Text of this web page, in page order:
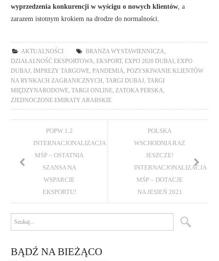
wyprzedzenia konkurencji w wyścigu o nowych klientów , a
zarazem istotnym krokiem na drodze do normalności.
AKTUALNOŚCI BRANŻA WYSTAWIENNICZA
DZIAŁALNOŚĆ EKSPORTOWA ,EKSPORT,EXPO 2020 DUBAI ,EXPO
DUBAJ
IMPREZY TARGOWE ,PANDEMIA ,POZYSKIWANIE KLIENTÓW
NA RYNKACH ZAGRANICZNYCH ,TARGI DUBAJ ,TARGI
MIĘDZYNARODOWE ,TARGI ONLINE ZATOKA PERSKA
ZJEDNOCZONE EMIRATY ARABSKIE
POPW 1.2
INTERNACJONALIZACJA
MŚP – OSTATNIA
SZANSA NA
WSPARCIE
EKSPORTU!
POLSKA
WSCHODNIA RAZ
JESZCZE!
INTERNACJONALIZACJA
MŚP – DOTACJE
NA JESIEŃ 2021
BĄDŹ NA BIEŻĄCO